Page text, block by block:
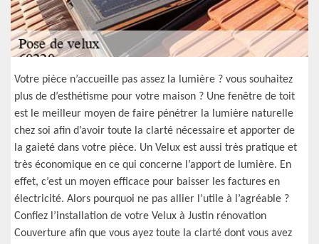
Votre pièce n’accueille pas assez la lumière ? vous souhaitez
plus de d’esthétisme pour votre maison ? Une fenêtre de toit
est le meilleur moyen de faire pénétrer la lumière naturelle
chez soi afin d’avoir toute la clarté nécessaire et apporter de
la gaieté dans votre pièce. Un Velux est aussi très pratique et
très économique en ce qui concerne l’apport de lumière. En
effet, c’est un moyen efficace pour baisser les factures en
électricité. Alors pourquoi ne pas allier l’utile à l’agréable ?
Confiez l’installation de votre Velux à Justin rénovation
Couverture afin que vous ayez toute la clarté dont vous avez